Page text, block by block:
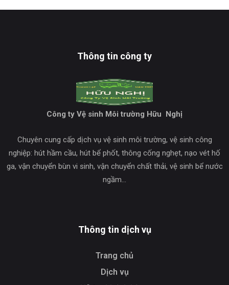
Thông tin công ty
Công ty Vệ sinh Môi trường Hữu Nghị
Chuyên cung cấp dịch vụ vệ sinh môi trường, vệ sinh công
nghiệp: hút hầm cầu, hút bể phốt, thông cống nghẹt, nạo vét hố
ga, vận chuyển bùn vi sinh, vận chuyển chất thải, vệ sinh bể nước
ngầm…
Thông tin dịch vụ
Trang chủ
Dịch vụ